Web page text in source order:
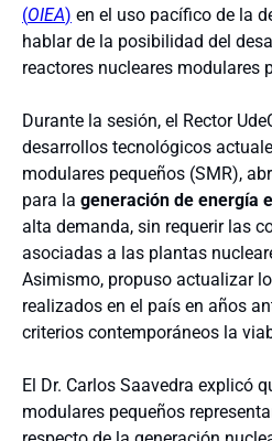
(OIEA) en el uso pacífico de la
hablar de la posibilidad del
reactores nucleares modulares
Durante la sesión, el Rector
desarrollos tecnológicos
modulares pequeños (SMR),
para la generación de energía
alta demanda, sin requerir las
asociadas a las plantas
Asimismo, propuso actualizar
realizados en el país en años
criterios contemporáneos la
El Dr. Carlos Saavedra explicó
modulares pequeños